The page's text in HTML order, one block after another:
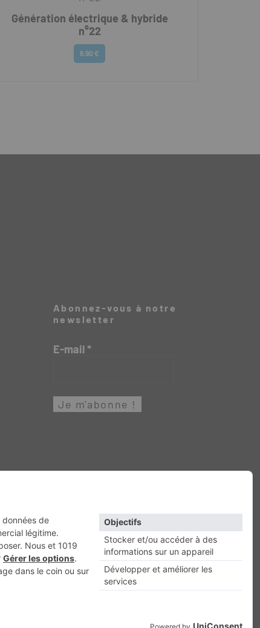
Génération électrique & hybride
n°22
6.90 €
Abonnez-vous à notre
newsletter
E-mail *
Escapade Maisons A Vivre Retour en haut